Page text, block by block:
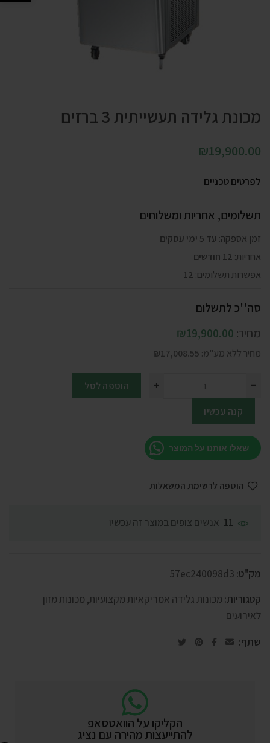
מכונת גלידה תעשייתית 3 ברזים
₪19,900.00
לפרטים טכניים
תשלומים, אחריות ומשלוחים
זמן אספקה: עד 5 ימי עסקים
אחריות: 12 חודשים
אפשרות תשלומים: 12
סה''כ לתשלום
מחיר:
₪19,900.00
מחיר ללא מע"מ: ₪17,008.55
הוספה לסל
קנה עכשיו
שאלו אותנו על המוצר
הוספה לרשימת המשאלות
11 אנשים צופים במוצר זה עכשיו
מק"ט: 57ec240098d3
קטגוריות: מכונות גלידה אמריקאיות מקצועיות, מכונות מזון
לאירועים
שתף:
הקליקו על הוואטסאפ
להתייעצות מהירה עם נציג